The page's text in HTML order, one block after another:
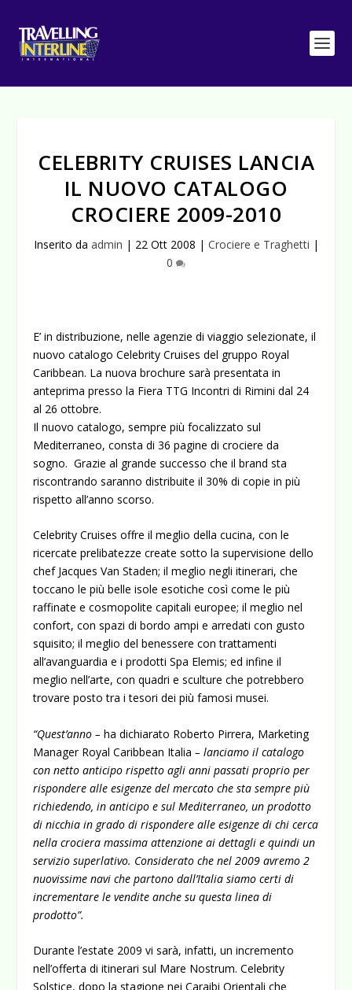
CELEBRITY CRUISES LANCIA
IL NUOVO CATALOGO
CROCIERE 2009-2010
Inserito da admin | 22 Ott 2008 | Crociere e Traghetti |
0
E’ in distribuzione, nelle agenzie di viaggio selezionate, il
nuovo catalogo Celebrity Cruises del gruppo Royal
Caribbean. La nuova brochure sarà presentata in
anteprima presso la Fiera TTG Incontri di Rimini dal 24
al 26 ottobre.
Il nuovo catalogo, sempre più focalizzato sul
Mediterraneo, consta di 36 pagine di crociere da
sogno. Grazie al grande successo che il brand sta
riscontrando saranno distribuite il 30% di copie in più
rispetto all’anno scorso.
Celebrity Cruises offre il meglio della cucina, con le
ricercate prelibatezze create sotto la supervisione dello
chef Jacques Van Staden; il meglio negli itinerari, che
toccano le più belle isole esotiche così come le più
raffinate e cosmopolite capitali europee; il meglio nel
confort, con spazi di bordo ampi e arredati con gusto
squisito; il meglio del benessere con trattamenti
all’avanguardia e i prodotti Spa Elemis; ed infine il
meglio nell’arte, con quadri e sculture che potrebbero
trovare posto tra i tesori dei più famosi musei.
“Quest’anno –ha dichiarato Roberto Pirrera, Marketing
Manager Royal Caribbean Italia– lanciamo il catalogo
con netto anticipo rispetto agli anni passati proprio per
rispondere alle esigenze del mercato che sta sempre più
richiedendo, in anticipo e sul Mediterraneo, un prodotto
di nicchia in grado di rispondere alle esigenze di chi cerca
nella crociera massima attenzione ai dettagli e quindi un
servizio superlativo. Considerato che nel 2009 avremo 2
nuovissime navi che partono dall’Italia siamo certi di
incrementare le vendite anche su questa linea di
prodotto”.
Durante l’estate 2009 vi sarà, infatti, un incremento
nell’offerta di itinerari sul Mare Nostrum. Celebrity
Solstice, dopo la stagione nei Caraibi Orientali che